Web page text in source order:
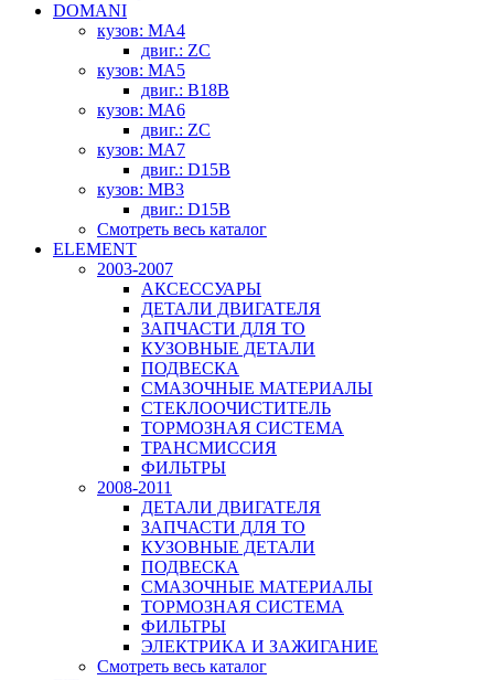
DOMANI
кузов: MA4
двиг.: ZC
кузов: MA5
двиг.: B18B
кузов: MA6
двиг.: ZC
кузов: MA7
двиг.: D15B
кузов: MB3
двиг.: D15B
Смотреть весь каталог
ELEMENT
2003-2007
АКСЕССУАРЫ
ДЕТАЛИ ДВИГАТЕЛЯ
ЗАПЧАСТИ ДЛЯ ТО
КУЗОВНЫЕ ДЕТАЛИ
ПОДВЕСКА
СМАЗОЧНЫЕ МАТЕРИАЛЫ
СТЕКЛООЧИСТИТЕЛЬ
ТОРМОЗНАЯ СИСТЕМА
ТРАНСМИССИЯ
ФИЛЬТРЫ
2008-2011
ДЕТАЛИ ДВИГАТЕЛЯ
ЗАПЧАСТИ ДЛЯ ТО
КУЗОВНЫЕ ДЕТАЛИ
ПОДВЕСКА
СМАЗОЧНЫЕ МАТЕРИАЛЫ
ТОРМОЗНАЯ СИСТЕМА
ФИЛЬТРЫ
ЭЛЕКТРИКА И ЗАЖИГАНИЕ
Смотреть весь каталог